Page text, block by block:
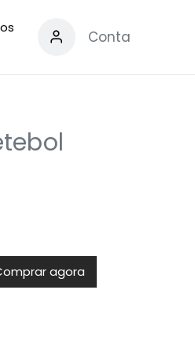
Conta
agora